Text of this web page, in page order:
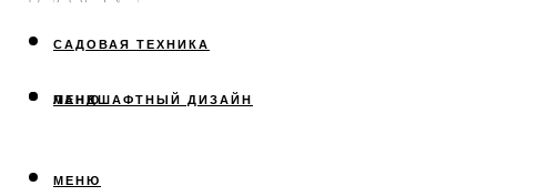
САДОВАЯ ТЕХНИКА
ЛАНДШАФТНЫЙ ДИЗАЙН
МЕНЮ
МЕНЮ